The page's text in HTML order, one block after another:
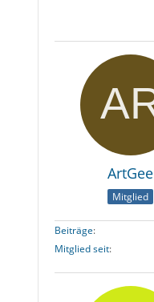
ArtGee
Mitglied
Beiträge
Mitglied seit